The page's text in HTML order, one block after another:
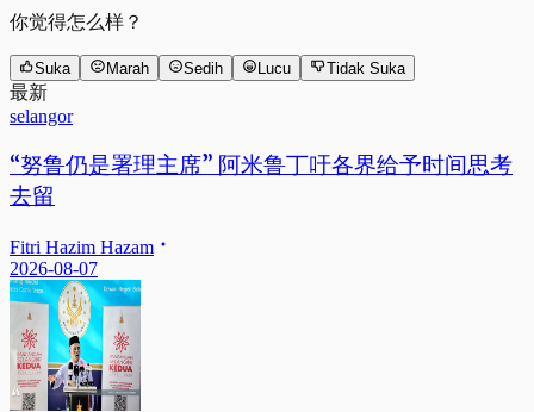
你觉得怎么样？
Suka Marah Sedih Lucu Tidak Suka
最新
selangor
“努鲁仍是署理主席” 阿米鲁丁吁各界给予时间思考
去留
Fitri Hazim Hazam
2026-08-07